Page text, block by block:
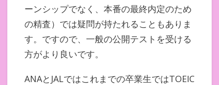
ーンシップでなく、本番の最終内定のため
の精査）では疑問が持たれることもありま
す。ですので、一般の公開テストを受ける
方がより良いです。
ANAとJALではこれまでの卒業生ではTOEIC